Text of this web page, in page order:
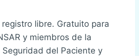
libre. Gratuito para
y miembros de la
del Paciente y